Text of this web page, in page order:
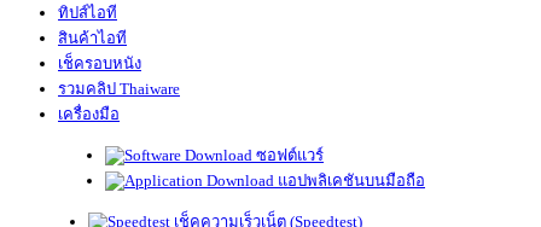
ทิปส์ไอที
สินค้าไอที
เช็ครอบหนัง
รวมคลิป Thaiware
เครื่องมือ
ซอฟต์แวร์
แอปพลิเคชันบนมือถือ
เช็คความเร็วเน็ต (Speedtest)